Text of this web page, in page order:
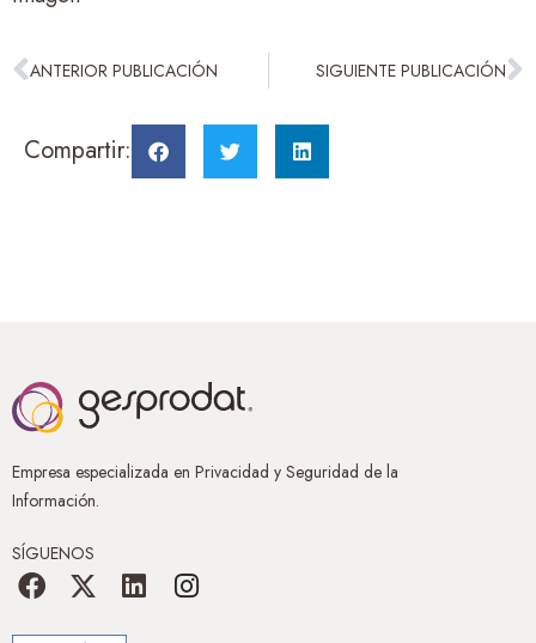
ANTERIOR PUBLICACIÓN SIGUIENTE PUBLICACIÓN
Compartir:
Empresa especializada en Privacidad y Seguridad de la
Información.
SÍGUENOS